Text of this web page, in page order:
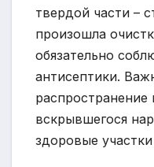
твердой части –
произошла
обязательно
антисептики.
распространение
вскрывшегося
здоровые